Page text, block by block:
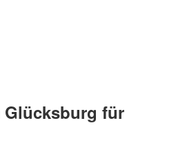
Glücksburg für